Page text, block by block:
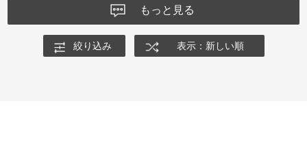
もっと見る
絞り込み 表示：新しい順